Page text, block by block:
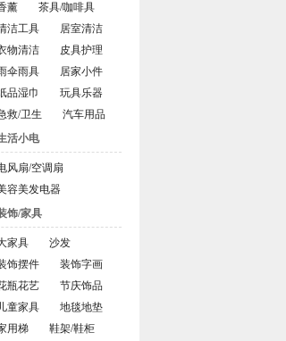
薰
茶具/咖啡具
洁工具
居室清洁
物清洁
皮具护理
伞雨具
居家小件
品湿巾
玩具乐器
救/卫生
汽车用品
活小电
风扇/空调扇
容美发电器
饰/家具
家具
沙发
饰摆件
装饰字画
瓶花艺
节庆饰品
童家具
地毯地垫
用梯
鞋架/鞋柜